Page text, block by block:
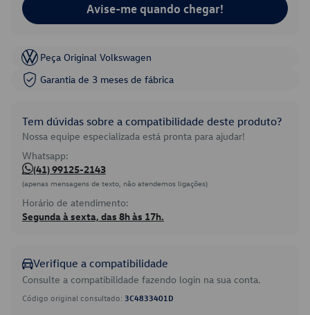
Avise-me quando chegar!
Peça Original Volkswagen
Garantia de 3 meses de fábrica
Tem dúvidas sobre a compatibilidade deste produto?
Nossa equipe especializada está pronta para ajudar!
Whatsapp:
(41) 99125-2143
(apenas mensagens de texto, não atendemos ligações)
Horário de atendimento:
Segunda à sexta, das 8h às 17h.
Verifique a compatibilidade
Consulte a compatibilidade fazendo login na sua conta.
Código original consultado: 3C4833401D